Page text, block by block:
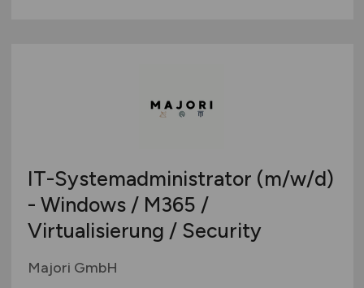
IT-Systemadministrator (m/w/d)
- Windows / M365 /
Virtualisierung / Security
Majori GmbH